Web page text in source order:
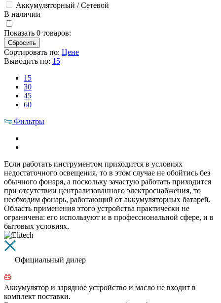
Аккумуляторный / Сетевой
В наличии
Показать 0 товаров:
Сортировать по: Цене
Выводить по: 15
15
30
45
60
Фильтры
Если работать инструментом приходится в условиях
недостаточного освещения, то в этом случае не обойтись без
обычного фонаря, а поскольку зачастую работать приходится
при отсутствии централизованного электроснабжения, то
необходим фонарь, работающий от аккумуляторных батарей.
Область применения этого устройства практически не
ограничена: его используют и в профессиональной сфере, и в
бытовых условиях.
Официальный дилер
Аккумулятор и зарядное устройство и масло не входит в
комплект поставки.